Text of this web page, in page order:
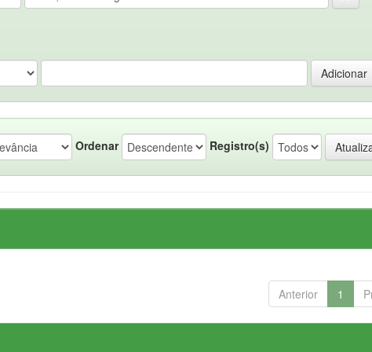
Ordenar Registro(s)
Anterior 1